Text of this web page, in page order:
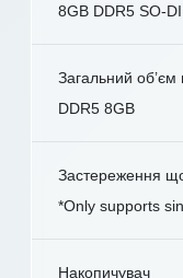
8GB DDR5 SO-
Загальний об’єм
DDR5 8GB
Застереження
*Only supports
Накопичувач